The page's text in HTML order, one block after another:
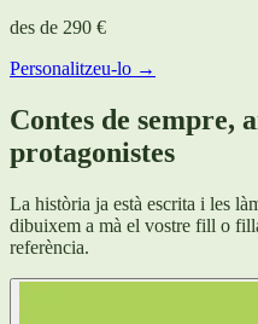
des de 290 €
Personalitzeu-lo →
Contes de sempre,
protagonistes
La història ja està escrita i les
dibuixem a mà el vostre fill o
referència.